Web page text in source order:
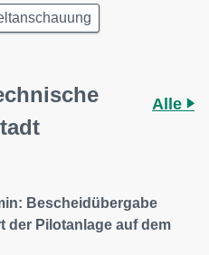
Alle
Bescheidübergabe
der Pilotanlage auf dem